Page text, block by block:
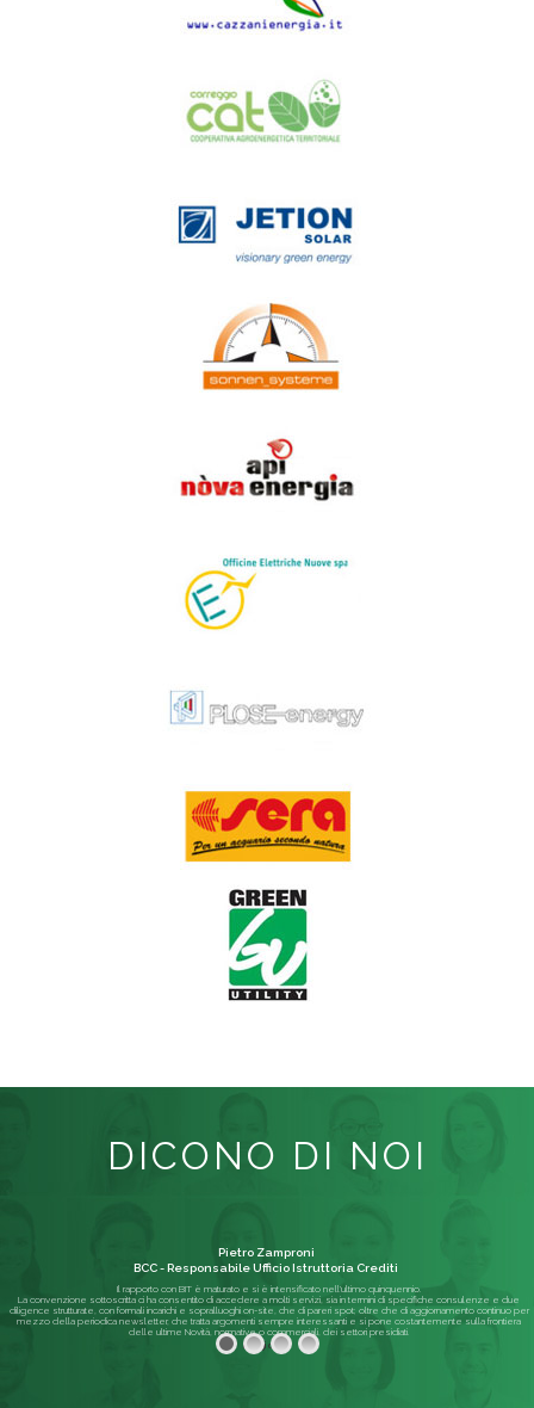
DICONO DI NOI
Il rapporto con BIT è maturato e si è intensificato nell'ultimo quinquennio.
La convenzione sottoscritta ci ha consentito di accedere a molti servizi, sia in termini di specifiche consulenze e due
diligence strutturate, con formali incarichi e sopralluoghi on-site, che di pareri spot; oltre che di aggiornamento continuo per
mezzo della periodica newsletter, che tratta argomenti sempre interessanti e si pone costantemente sulla frontiera
delle ultime Novità, normative o commerciali, dei settori presidiati.
Pietro Zamproni
BCC - Responsabile Ufficio Istruttoria Crediti
Leggi di più